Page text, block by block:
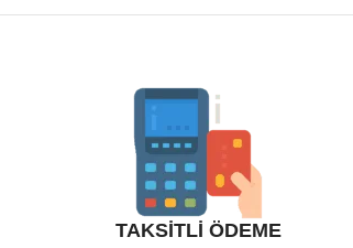
TAKSİTLİ ÖDEME